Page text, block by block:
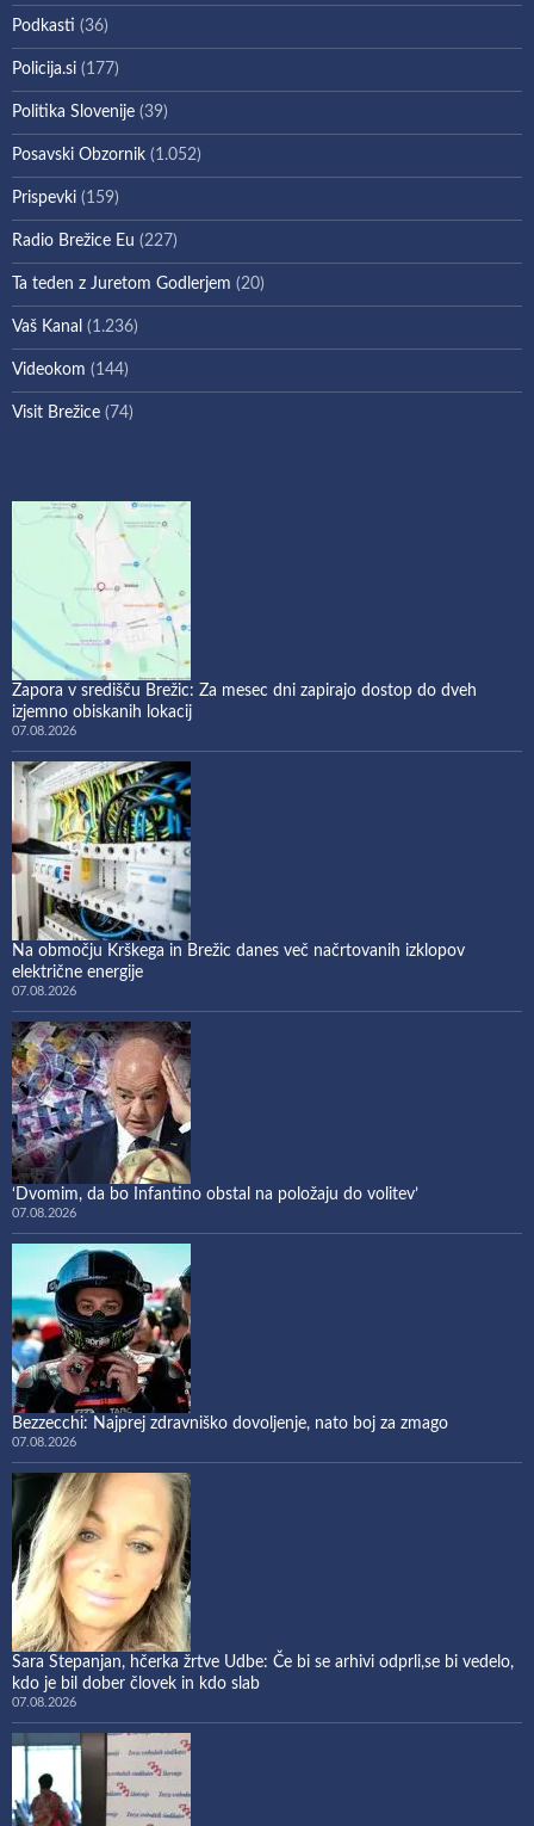
Podkasti (36)
Policija.si (177)
Politika Slovenije (39)
Posavski Obzornik (1.052)
Prispevki (159)
Radio Brežice Eu (227)
Ta teden z Juretom Godlerjem (20)
Vaš Kanal (1.236)
Videokom (144)
Visit Brežice (74)
Zapora v središču Brežic: Za mesec dni zapirajo dostop do dveh
izjemno obiskanih lokacij
07.08.2026
Na območju Krškega in Brežic danes več načrtovanih izklopov
električne energije
07.08.2026
‘Dvomim, da bo Infantino obstal na položaju do volitev’
07.08.2026
Bezzecchi: Najprej zdravniško dovoljenje, nato boj za zmago
07.08.2026
Sara Stepanjan, hčerka žrtve Udbe: Če bi se arhivi odprli,se bi vedelo,
kdo je bil dober človek in kdo slab
07.08.2026